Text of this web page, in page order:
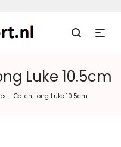
Luke 10.5cm
– Catch Long Luke 10.5cm